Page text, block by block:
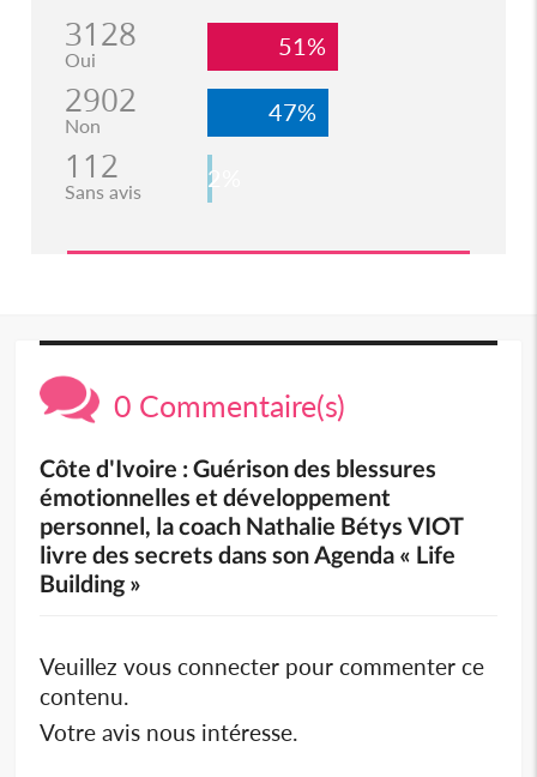
3128
Oui 51%
2902
Non 47%
112
Sans avis 2%
0 Commentaire(s)
Côte d'Ivoire : Guérison des blessures
émotionnelles et développement
personnel, la coach Nathalie Bétys VIOT
livre des secrets dans son Agenda « Life
Building »
Veuillez vous connecter pour commenter ce
contenu.
Votre avis nous intéresse.